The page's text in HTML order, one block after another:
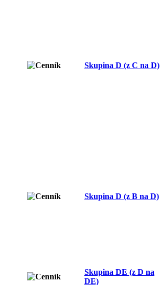
Skupina D (z C na D)
Skupina D (z B na D)
Skupina DE (z D na
DE)